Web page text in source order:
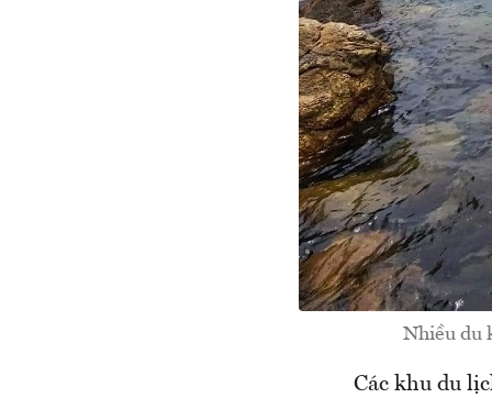
Nhiều du
Các khu du